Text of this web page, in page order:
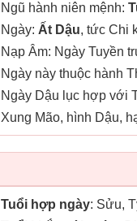
Ngũ hành niên mệnh:
Ngày: Ất Dậu, tức Chi
Nạp Âm: Ngày Tuyền
Ngày này thuộc hành
Ngày Dậu lục hợp với
Xung Mão, hình Dậu,
Tuổi hợp ngày: Sửu,